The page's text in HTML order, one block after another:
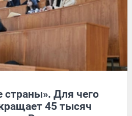
страны». Для чего
45 тысяч